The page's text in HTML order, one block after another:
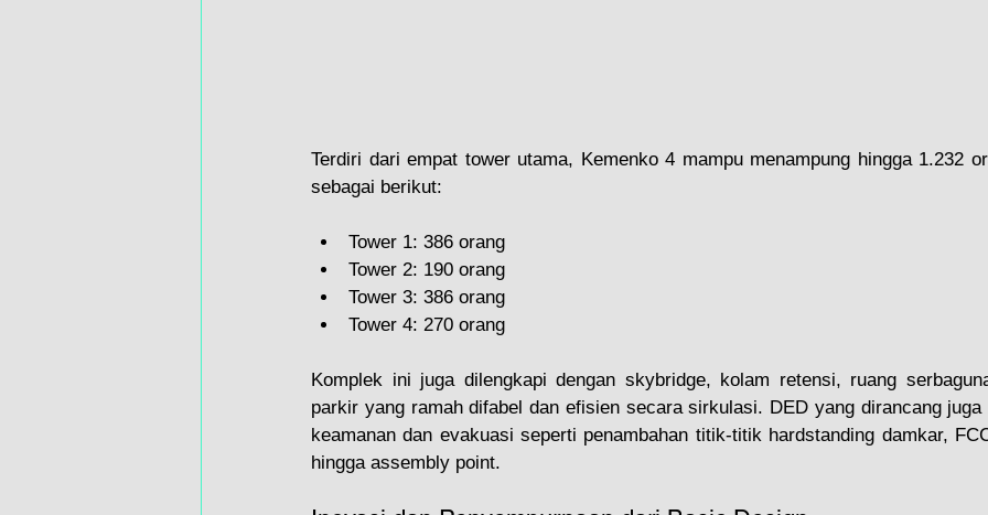
Terdiri dari empat tower utama, Kemenko 4 mampu menampung hingga 1.232
sebagai berikut:
Tower 1: 386 orang
Tower 2: 190 orang
Tower 3: 386 orang
Tower 4: 270 orang
Komplek ini juga dilengkapi dengan skybridge, kolam retensi, ruang
parkir yang ramah difabel dan efisien secara sirkulasi. DED yang dirancang
keamanan dan evakuasi seperti penambahan titik-titik hardstanding damkar,
hingga assembly point.